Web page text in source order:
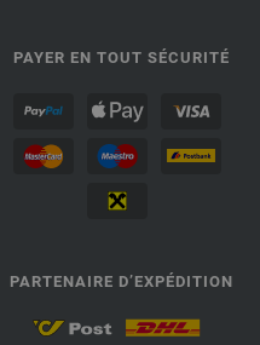
PAYER EN TOUT SÉCURITÉ
PARTENAIRE D’EXPÉDITION